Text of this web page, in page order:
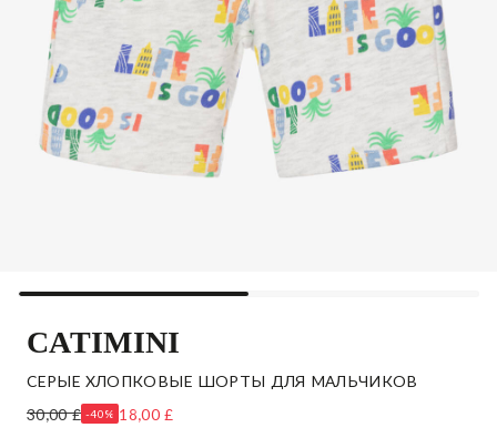
CATIMINI
СЕРЫЕ ХЛОПКОВЫЕ ШОРТЫ ДЛЯ МАЛЬЧИКОВ
30,00 £ -40% 18,00 £